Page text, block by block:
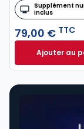
Supplément
inclus
79,00 € TTC
Ajouter au